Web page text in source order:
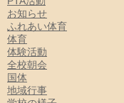
お知らせ
ふれあい体育
体育
体験活動
全校朝会
国体
地域行事